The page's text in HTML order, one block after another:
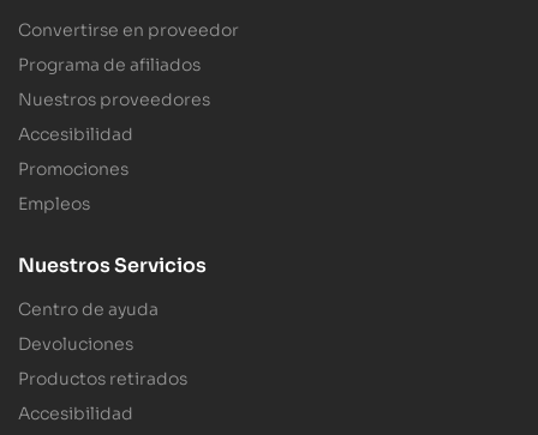
Convertirse en proveedor
Programa de afiliados
Nuestros proveedores
Accesibilidad
Promociones
Empleos
Nuestros Servicios
Centro de ayuda
Devoluciones
Productos retirados
Accesibilidad